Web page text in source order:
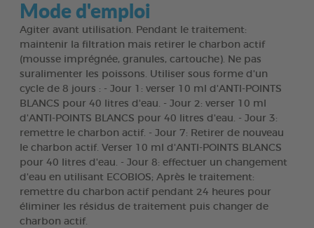
Mode d'emploi
Agiter avant utilisation. Pendant le traitement:
maintenir la filtration mais retirer le charbon actif
(mousse imprégnée, granules, cartouche). Ne pas
suralimenter les poissons. Utiliser sous forme d'un
cycle de 8 jours : - Jour 1: verser 10 ml d'ANTI-POINTS
BLANCS pour 40 litres d'eau. - Jour 2: verser 10 ml
d'ANTI-POINTS BLANCS pour 40 litres d'eau. - Jour 3:
remettre le charbon actif. - Jour 7: Retirer de nouveau
le charbon actif. Verser 10 ml d'ANTI-POINTS BLANCS
pour 40 litres d'eau. - Jour 8: effectuer un changement
d'eau en utilisant ECOBIOS; Après le traitement:
remettre du charbon actif pendant 24 heures pour
éliminer les résidus de traitement puis changer de
charbon actif.